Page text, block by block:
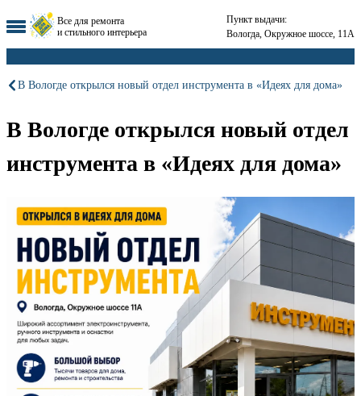
Все для ремонта
и стильного интерьера
Пункт выдачи:
Вологда, Окружное шоссе, 11А
В Вологде открылся новый отдел инструмента в «Идеях для дома»
В Вологде открылся новый отдел
инструмента в «Идеях для дома»